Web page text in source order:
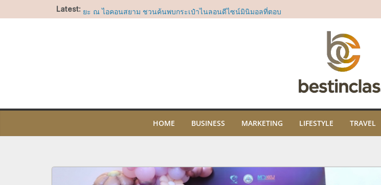
to
Latest: LA COUSETTE เปิดตัวครั้งแรกในประเทศไทยที่สยาม ทาคาชิมา
ยะ ณ ไอคอนสยาม ชวนค้นพบกระเป๋าไนลอนดีไซน์มินิมอลที่ตอบ
“อัพ-ภูมิ” ชวนฟิน เตรียมเสิร์ฟโมเมนต์พิเศษในงาน “THE SCENT
OF SIAM” ให้แฟนๆ ลุ้น Group Shot 5 สิงหาคมนี้ ณ ไอคอนสยาม
HOME BUSINESS MARKETING LIFESTYLE TRAVEL